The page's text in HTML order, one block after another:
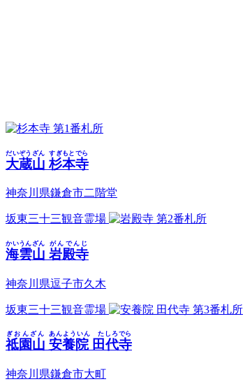
第1番札所
大蔵山
だいぞうざん
杉本寺
すぎもとでら
神奈川県鎌倉市二階堂
坂東三十三観音霊場 第2番札所
海雲山
かいうんざん
岩殿寺
がんでんじ
神奈川県逗子市久木
坂東三十三観音霊場 第3番札所
祗園山
ぎおんざん
安養院 田代寺
あんよういん たしろでら
神奈川県鎌倉市大町